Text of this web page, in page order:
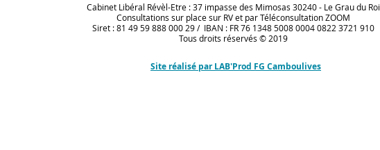
Cabinet Libéral Révèl-Etre : 37 impasse des Mimosas 30240 - Le Grau du Roi
Consultations sur place sur RV et par Téléconsultation ZOOM
Siret : 81 49 59 888 000 29 / IBAN : FR 76 1348 5008 0004 0822 3721 910
Tous droits réservés © 2019​
Site réalisé par LAB'Prod FG Camboulives